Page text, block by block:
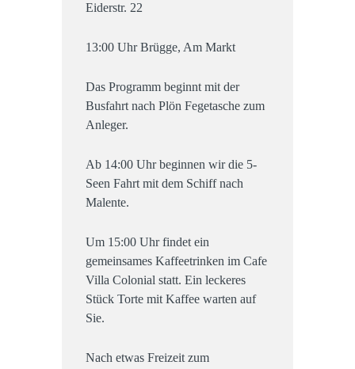
Eiderstr. 22
13:00 Uhr Brügge, Am Markt
Das Programm beginnt mit der
Busfahrt nach Plön Fegetasche zum
Anleger.
Ab 14:00 Uhr beginnen wir die 5-
Seen Fahrt mit dem Schiff nach
Malente.
Um 15:00 Uhr findet ein
gemeinsames Kaffeetrinken im Cafe
Villa Colonial statt. Ein leckeres
Stück Torte mit Kaffee warten auf
Sie.
Nach etwas Freizeit zum